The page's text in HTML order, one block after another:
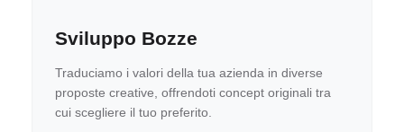
Sviluppo Bozze
Traduciamo i valori della tua azienda in diverse
proposte creative, offrendoti concept originali tra
cui scegliere il tuo preferito.